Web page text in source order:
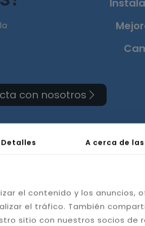
con nosotros
de baño
Detalles A cerca de
el contenido y los anuncios,
el tráfico. También
sitio con nuestros socios de